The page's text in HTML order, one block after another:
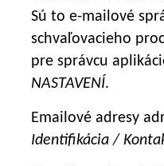
Sú to e-mailové
schvaľovacieho
pre správcu
NASTAVENÍ.
Emailové adresy
Identifikácia /